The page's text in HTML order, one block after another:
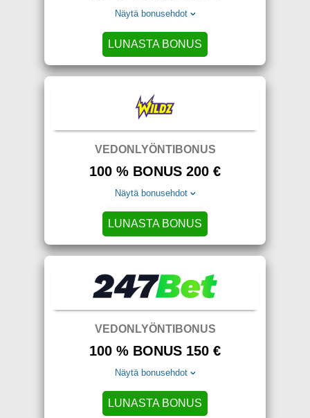
Näytä bonusehdot
LUNASTA BONUS
VEDONLYÖNTIBONUS
100 % BONUS 200 €
Näytä bonusehdot
LUNASTA BONUS
VEDONLYÖNTIBONUS
100 % BONUS 150 €
Näytä bonusehdot
LUNASTA BONUS